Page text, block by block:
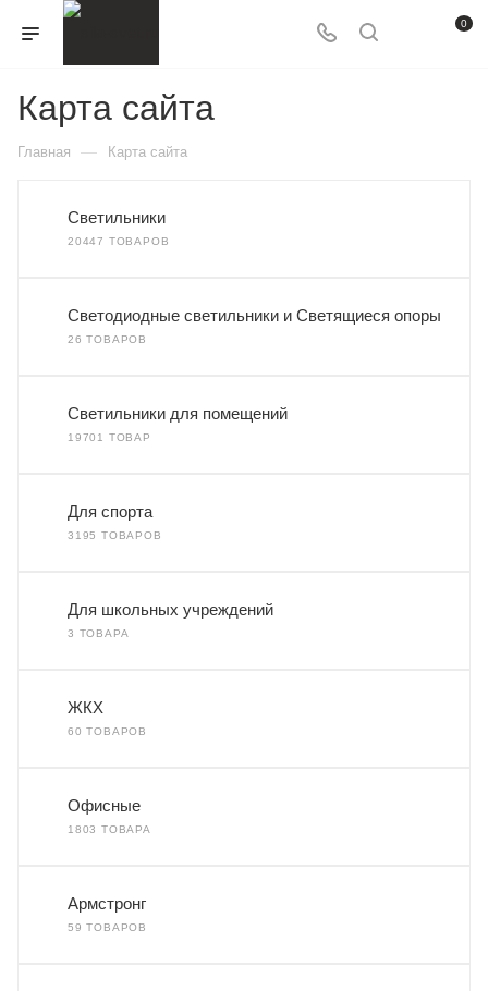
0
Карта сайта
Главная — Карта сайта
Светильники
20447 ТОВАРОВ
Светодиодные светильники и Светящиеся опоры
26 ТОВАРОВ
Светильники для помещений
19701 ТОВАР
Для спорта
3195 ТОВАРОВ
Для школьных учреждений
3 ТОВАРА
ЖКХ
60 ТОВАРОВ
Офисные
1803 ТОВАРА
Армстронг
59 ТОВАРОВ